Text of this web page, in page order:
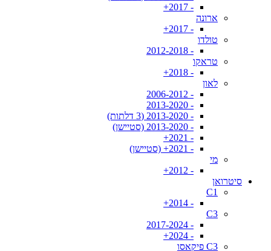
- 2017+
ארונה
- 2017+
טולדו
- 2012-2018
טראקו
- 2018+
לאון
- 2006-2012
- 2013-2020
- 2013-2020 (3 דלתות)
- 2013-2020 (סטיישן)
- 2021+
- 2021+ (סטיישן)
מי
- 2012+
סיטרואן
C1
- 2014+
C3
- 2017-2024
- 2024+
C3 פיקאסו